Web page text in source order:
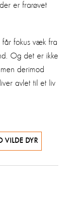
er frarøvet
får fokus væk fra
Og det er ikke
derimod
avlet til et liv
VILDE DYR